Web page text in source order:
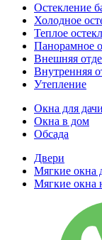
Остекление
Холодное
Теплое
Панорамное
Внешняя
Внутренняя
Утепление
Окна для дачи
Окна в дом
Обсада
Двери
Мягкие окна
Мягкие окна